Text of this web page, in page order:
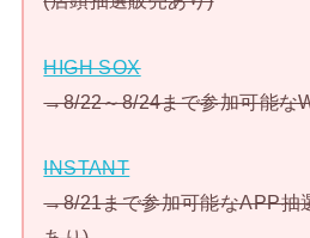
HIGH SOX
→8/22～8/24まで参加可能な
INSTANT
→8/21まで参加可能なAPP抽